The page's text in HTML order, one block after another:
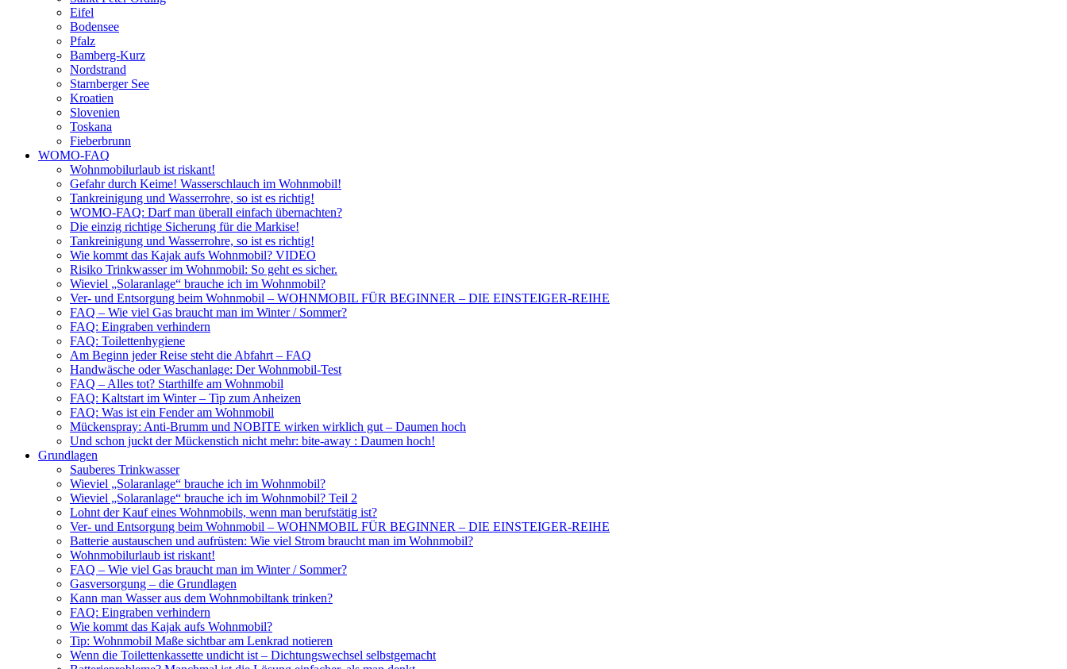
Eifel
Bodensee
Pfalz
Bamberg-Kurz
Nordstrand
Starnberger See
Kroatien
Slovenien
Toskana
Fieberbrunn
WOMO-FAQ
Wohnmobilurlaub ist riskant!
Gefahr durch Keime! Wasserschlauch im Wohnmobil!
Tankreinigung und Wasserrohre, so ist es richtig!
WOMO-FAQ: Darf man überall einfach übernachten?
Die einzig richtige Sicherung für die Markise!
Tankreinigung und Wasserrohre, so ist es richtig!
Wie kommt das Kajak aufs Wohnmobil? VIDEO
Risiko Trinkwasser im Wohnmobil: So geht es sicher.
Wieviel „Solaranlage“ brauche ich im Wohnmobil?
Ver- und Entsorgung beim Wohnmobil – WOHNMOBIL FÜR BEGINNER – DIE EINSTEIGER-REIHE
FAQ – Wie viel Gas braucht man im Winter / Sommer?
FAQ: Eingraben verhindern
FAQ: Toilettenhygiene
Am Beginn jeder Reise steht die Abfahrt – FAQ
Handwäsche oder Waschanlage: Der Wohnmobil-Test
FAQ – Alles tot? Starthilfe am Wohnmobil
FAQ: Kaltstart im Winter – Tip zum Anheizen
FAQ: Was ist ein Fender am Wohnmobil
Mückenspray: Anti-Brumm und NOBITE wirken wirklich gut – Daumen hoch
Und schon juckt der Mückenstich nicht mehr: bite-away : Daumen hoch!
Grundlagen
Sauberes Trinkwasser
Wieviel „Solaranlage“ brauche ich im Wohnmobil?
Wieviel „Solaranlage“ brauche ich im Wohnmobil? Teil 2
Lohnt der Kauf eines Wohnmobils, wenn man berufstätig ist?
Ver- und Entsorgung beim Wohnmobil – WOHNMOBIL FÜR BEGINNER – DIE EINSTEIGER-REIHE
Batterie austauschen und aufrüsten: Wie viel Strom braucht man im Wohnmobil?
Wohnmobilurlaub ist riskant!
FAQ – Wie viel Gas braucht man im Winter / Sommer?
Gasversorgung – die Grundlagen
Kann man Wasser aus dem Wohnmobiltank trinken?
FAQ: Eingraben verhindern
Wie kommt das Kajak aufs Wohnmobil?
Tip: Wohnmobil Maße sichtbar am Lenkrad notieren
Wenn die Toilettenkassette undicht ist – Dichtungswechsel selbstgemacht